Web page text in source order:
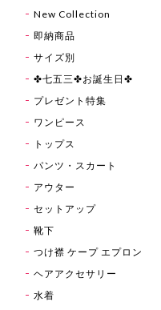
New Collection
即納商品
サイズ別
✤七五三✤お誕生日✤
プレゼント特集
ワンピース
トップス
パンツ・スカート
アウター
セットアップ
靴下
つけ襟 ケープ エプロン
ヘアアクセサリー
水着